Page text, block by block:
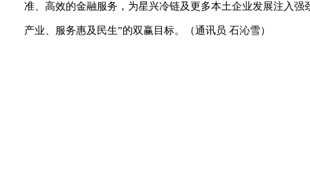
准、高效的金融服务，为星兴冷链及更多本土企业发展注入
产业、服务惠及民生”的双赢目标。（通讯员 石沁雪）